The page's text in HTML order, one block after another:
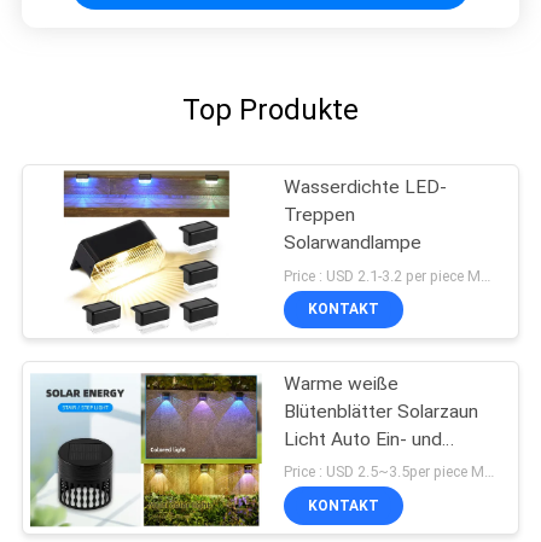
Top Produkte
Wasserdichte LED-
Treppen
Solarwandlampe
KONTAKT
Warme weiße
Blütenblätter Solarzaun
Licht Auto Ein- und
Ausschalten
Price : USD 2.5~3.5per piece MOQ:10 PCS
KONTAKT